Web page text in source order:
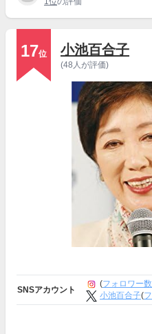
17位 小池百合子
(48人が評価)
SNSアカウント
(フォロワー
小池百合子(